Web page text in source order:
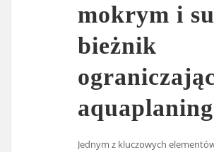
mokrym i
bieżnik
aquaplaning
Jednym z kluczowych